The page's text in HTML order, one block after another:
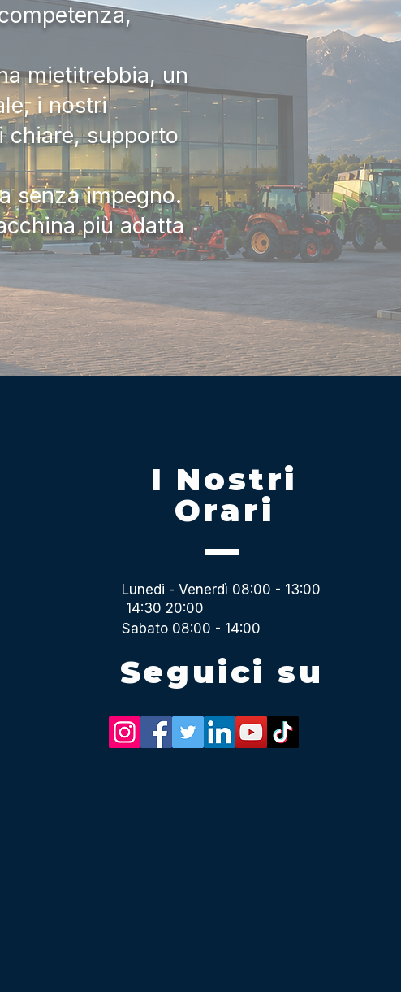
mietitrebbia, un
i nostri
chiare, supporto
senza impegno.
più adatta
I Nostri
Orari
Lunedi - Venerdì 08:00 - 13:00
14:30 20:00
Sabato 08:00 - 14:00
Seguici su